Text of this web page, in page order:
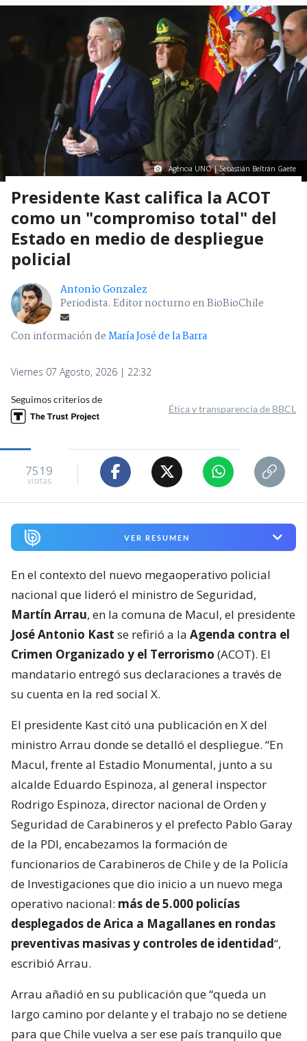
Agencia UNO | Sebastián Beltrán Gaete
Presidente Kast califica la ACOT
como un "compromiso total" del
Estado en medio de despliegue
policial
Antonio Gonzalez
Periodista. Editor nocturno en BioBioChile
Con información deMaría José de la Barra
Viernes 07 Agosto, 2026 | 22:32
Seguimos criterios de
Ética y transparencia de BBCL
7519
visitas
VER RESUMEN
En el contexto del nuevo megaoperativo policial
nacional que lideró el ministro de Seguridad,
Martín Arrau, en la comuna de Macul, el presidente
José Antonio Kast se refirió a la Agenda contra el
Crimen Organizado y el Terrorismo (ACOT). El
mandatario entregó sus declaraciones a través de
su cuenta en la red social X.
El presidente Kast citó una publicación en X del
ministro Arrau donde se detalló el despliegue. “En
Macul, frente al Estadio Monumental, junto a su
alcalde Eduardo Espinoza, al general inspector
Rodrigo Espinoza, director nacional de Orden y
Seguridad de Carabineros y el prefecto Pablo Garay
de la PDI, encabezamos la formación de
funcionarios de Carabineros de Chile y de la Policía
de Investigaciones que dio inicio a un nuevo mega
operativo nacional: más de 5.000 policías
desplegados de Arica a Magallanes en rondas
preventivas masivas y controles de identidad“,
escribió Arrau.
Arrau añadió en su publicación que “queda un
largo camino por delante y el trabajo no se detiene
para que Chile vuelva a ser ese país tranquilo que